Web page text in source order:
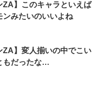
ZA】このキャラといえば
ンみたいのいいよね
ZA】変人揃いの中でこい
もだったな…